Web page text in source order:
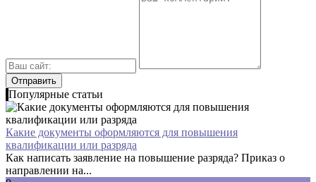
Популярные статьи
Какие документы оформляются для повышения
квалификации или разряда
Как написать заявление на повышение разряда? Приказ о
направлении на...